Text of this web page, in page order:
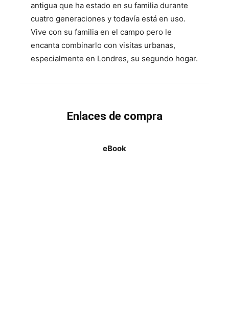
antigua que ha estado en su familia durante
cuatro generaciones y todavía está en uso.
Vive con su familia en el campo pero le
encanta combinarlo con visitas urbanas,
especialmente en Londres, su segundo hogar.
Enlaces de compra
eBook